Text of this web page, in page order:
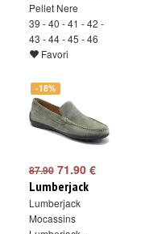
Pellet Nere
39 - 40 - 41 - 42 -
43 - 44 - 45 - 46
Favori
-18%
87.9071.90 €
Lumberjack
Lumberjack
Mocassins